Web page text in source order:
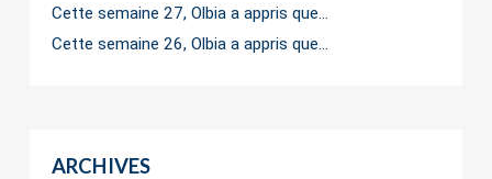
Cette semaine 27, Olbia a appris que…
Cette semaine 26, Olbia a appris que…
ARCHIVES